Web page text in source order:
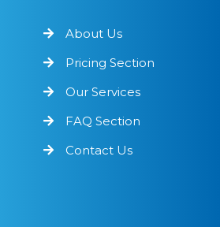
About Us
Pricing Section
Our Services
FAQ Section
Contact Us